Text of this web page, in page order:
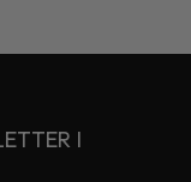
I